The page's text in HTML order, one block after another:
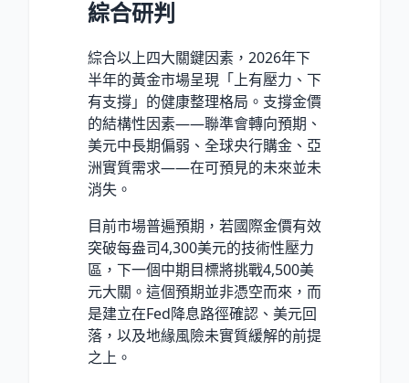
綜合研判
綜合以上四大關鍵因素，2026年下
半年的黃金市場呈現「上有壓力、下
有支撐」的健康整理格局。支撐金價
的結構性因素——聯準會轉向預期、
美元中長期偏弱、全球央行購金、亞
洲實質需求——在可預見的未來並未
消失。
目前市場普遍預期，若國際金價有效
突破每盎司4,300美元的技術性壓力
區，下一個中期目標將挑戰4,500美
元大關。這個預期並非憑空而來，而
是建立在Fed降息路徑確認、美元回
落，以及地緣風險未實質緩解的前提
之上。